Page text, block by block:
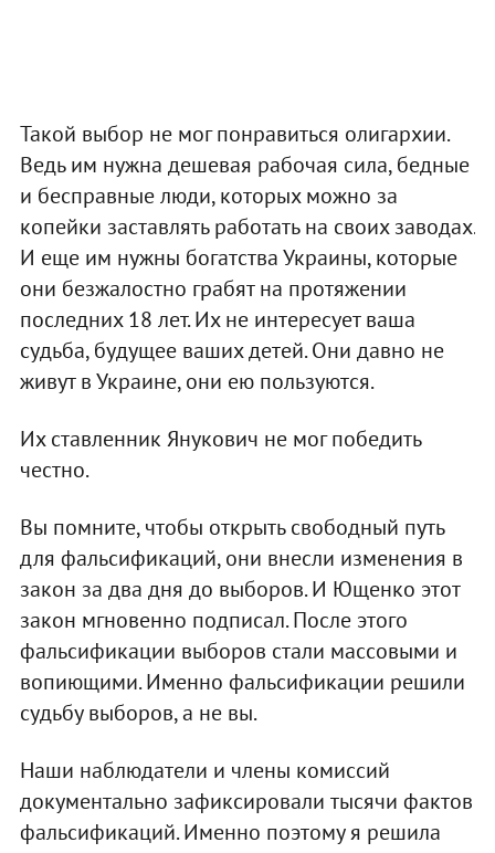
Такой выбор не мог понравиться олигархии.
Ведь им нужна дешевая рабочая сила, бедные
и бесправные люди, которых можно за
копейки заставлять работать на своих заводах.
И еще им нужны богатства Украины, которые
они безжалостно грабят на протяжении
последних 18 лет. Их не интересует ваша
судьба, будущее ваших детей. Они давно не
живут в Украине, они ею пользуются.
Их ставленник Янукович не мог победить
честно.
Вы помните, чтобы открыть свободный путь
для фальсификаций, они внесли изменения в
закон за два дня до выборов. И Ющенко этот
закон мгновенно подписал. После этого
фальсификации выборов стали массовыми и
вопиющими. Именно фальсификации решили
судьбу выборов, а не вы.
Наши наблюдатели и члены комиссий
документально зафиксировали тысячи фактов
фальсификаций. Именно поэтому я решила